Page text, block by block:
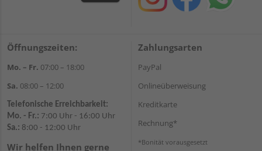
Öffnungszeiten:
Mo. – Fr. 07:00 – 18:00
Sa. 08:00 – 12:00
Telefonische Erreichbarkeit:
Mo. - Fr.: 7:00 Uhr - 16:00 Uhr
Sa.: 8:00 - 12:00 Uhr
Wir helfen Ihnen gerne
Zahlungsarten
PayPal
Onlineüberweisung
Kreditkarte
Rechnung*
*Bonität vorausgesetzt